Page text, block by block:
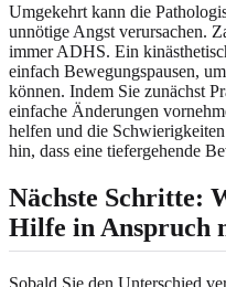
Umgekehrt kann die
unnötige Angst verursachen.
immer ADHS. Ein
einfach Bewegungspausen,
können. Indem Sie zunächst
einfache Änderungen
helfen und die
hin, dass eine tiefergehende
Nächste Schritte:
Hilfe in Anspruch
Sobald Sie den Unterschied